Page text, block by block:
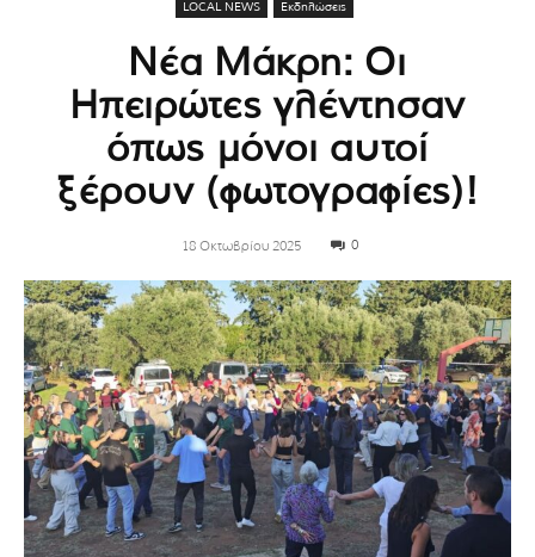
LOCAL NEWS Εκδηλώσεις
Νέα Μάκρη: Οι
Ηπειρώτες γλέντησαν
όπως μόνοι αυτοί
ξέρουν (φωτογραφίες)!
18 Οκτωβρίου 2025 0